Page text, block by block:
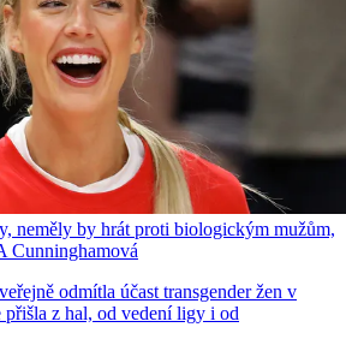
neměly by hrát proti biologickým mužům,
Cunninghamová
odmítla účast transgender žen v
přišla z hal, od vedení ligy i od